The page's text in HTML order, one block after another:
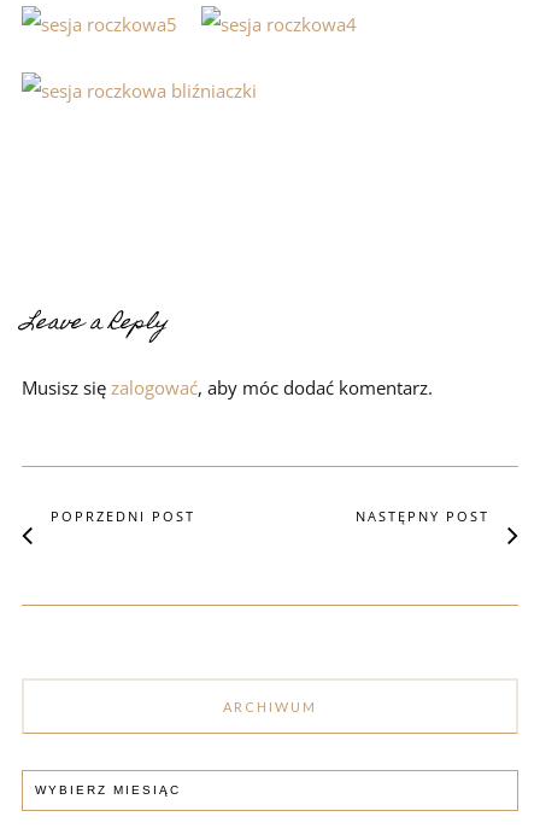
Leave a Reply
Musisz się zalogować, aby móc dodać komentarz.
POPRZEDNI POST NASTĘPNY POST
ARCHIWUM